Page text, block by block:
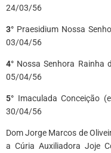
24/03/56
3° Praesidium Nossa
03/04/56
4° Nossa Senhora Rainha
05/04/56
5° Imaculada Conceição
30/04/56
Dom Jorge Marcos de
a Cúria Auxiliadora Joje